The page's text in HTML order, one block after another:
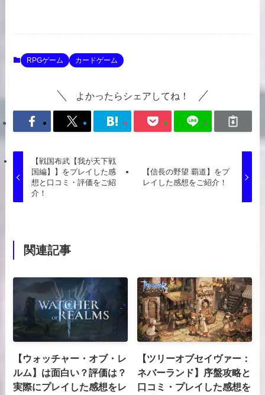
RPGゲーム カードゲーム
よかったらシェアしてね！
【戦国布武【我が天下戦
国編】】をプレイした感
想と口コミ・評価をご紹
介！
【信長の野望 覇道】をプ
レイした感想をご紹介！
関連記事
【ウォッチャー・オブ・レ
ルム】は面白い？評価は？
実際にプレイした感想をレ
【ツリーオブセイヴァー：
ネバーランド】序盤攻略と
口コミ・プレイした感想を